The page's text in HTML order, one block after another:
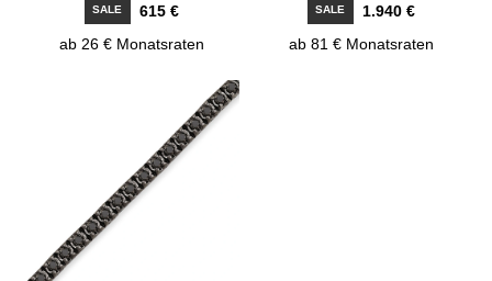
SALE
615 €
ab 26 € Monatsraten
SALE
1.940 €
ab 81 € Monatsraten